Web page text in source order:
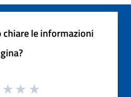
chiare le informazioni